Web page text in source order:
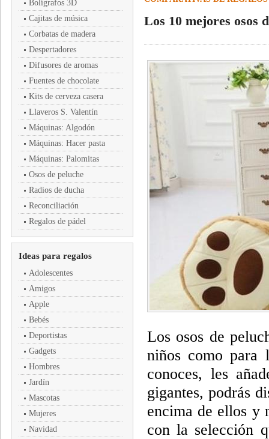
Bolígrafos 3D
Cajitas de música
Corbatas de madera
Despertadores
Difusores de aromas
Fuentes de chocolate
Kits de cerveza casera
Llaveros S. Valentín
Máquinas: Algodón
Máquinas: Hacer pasta
Máquinas: Palomitas
Osos de peluche
Radios de ducha
Reconciliación
Regalos de pádel
Ideas para regalos
Adolescentes
Amigos
Apple
Bebés
Deportistas
Gadgets
Hombres
Jardín
Mascotas
Mujeres
Navidad
Los 10 mejores osos
Los osos de
niños como para
conoces, les
gigantes, podrás
encima de ellos y
con la selección